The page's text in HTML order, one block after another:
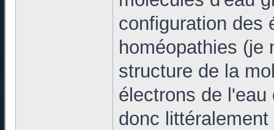
configuration des
homéopathies
structure de la
électrons de
donc